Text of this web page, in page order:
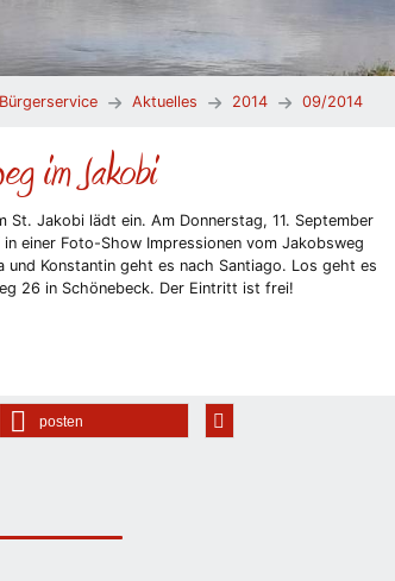
Bürgerservice Aktuelles 2014 09/2014
im Jakobi
St. Jakobi lädt ein. Am Donnerstag, 11. September
einer Foto-Show Impressionen vom Jakobsweg
und Konstantin geht es nach Santiago. Los geht es
26 in Schönebeck. Der Eintritt ist frei!
posten